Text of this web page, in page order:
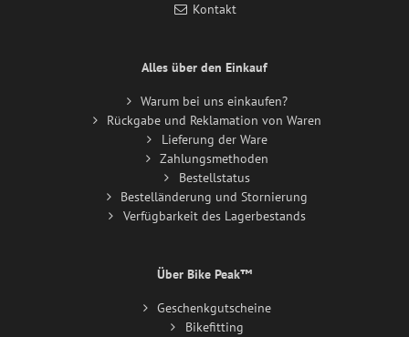
Kontakt
Alles über den Einkauf
Warum bei uns einkaufen?
Rückgabe und Reklamation von Waren
Lieferung der Ware
Zahlungsmethoden
Bestellstatus
Bestelländerung und Stornierung
Verfügbarkeit des Lagerbestands
Über Bike Peak™
Geschenkgutscheine
Bikefitting